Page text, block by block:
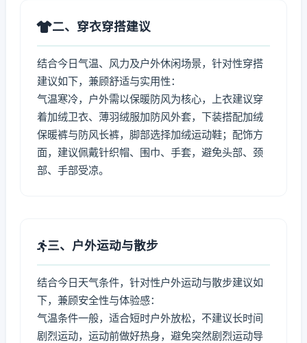
二、穿衣穿搭建议
结合今日气温、风力及户外休闲场景，针对性穿搭
建议如下，兼顾舒适与实用性：
气温寒冷，户外需以保暖防风为核心，上衣建议穿
着加绒卫衣、薄羽绒服加防风外套，下装搭配加绒
保暖裤与防风长裤，脚部选择加绒运动鞋；配饰方
面，建议佩戴针织帽、围巾、手套，避免头部、颈
部、手部受凉。
三、户外运动与散步
结合今日天气条件，针对性户外运动与散步建议如
下，兼顾安全性与体验感：
气温条件一般，适合短时户外放松，不建议长时间
剧烈运动，运动前做好热身，避免突然剧烈运动导